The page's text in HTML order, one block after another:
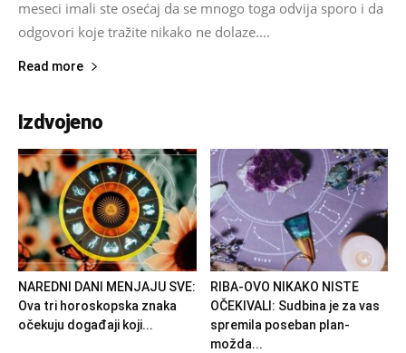
meseci imali ste osećaj da se mnogo toga odvija sporo i da
odgovori koje tražite nikako ne dolaze....
Read more
Izdvojeno
NAREDNI DANI MENJAJU SVE:
Ova tri horoskopska znaka
očekuju događaji koji...
RIBA-OVO NIKAKO NISTE
OČEKIVALI: Sudbina je za vas
spremila poseban plan-
možda...